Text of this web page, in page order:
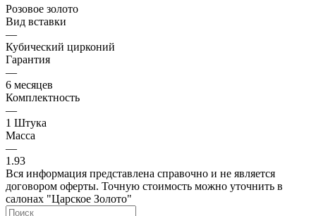
Розовое золото
Вид вставки
—
Кубический цирконий
Гарантия
—
6 месяцев
Комплектность
—
1 Штука
Масса
—
1.93
Вся информация представлена справочно и не является
договором оферты. Точную стоимость можно уточнить в
салонах "Царское Золото"